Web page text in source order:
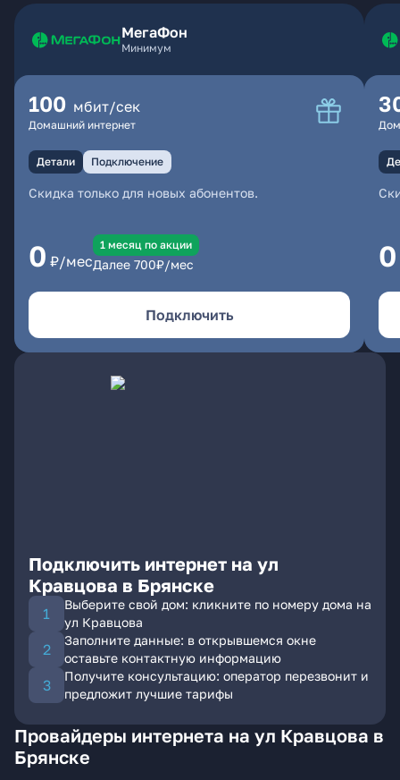
МегаФон
Минимум
100 мбит/сек
Домашний интернет
Детали Подключение
Скидка только для новых абонентов.
0 ₽/мес
1 месяц по акции
Далее 700₽/мес
Подключить
0
Подключить интернет на ул
Кравцова в Брянске
Выберите свой дом: кликните по номеру дома на
ул Кравцова
Заполните данные: в открывшемся окне
оставьте контактную информацию
Получите консультацию: оператор перезвонит и
предложит лучшие тарифы
Провайдеры интернета на ул Кравцова в
Брянске